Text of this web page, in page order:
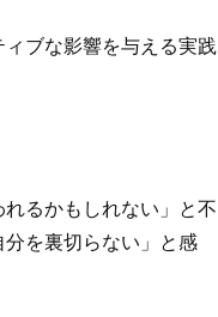
ブな影響を与える実践
るかもしれない」と不
を裏切らない」と感